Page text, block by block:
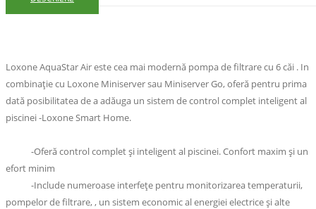
Loxone AquaStar Air este cea mai modernă pompa de filtrare cu 6 căi . In
combinație cu Loxone Miniserver sau Miniserver Go, oferă pentru prima
dată posibilitatea de a adăuga un sistem de control complet inteligent al
piscinei -Loxone Smart Home.
-Oferă control complet și inteligent al piscinei. Confort maxim și un
efort minim
-Include numeroase interfețe pentru monitorizarea temperaturii,
pompelor de filtrare, , un sistem economic al energiei electrice și alte